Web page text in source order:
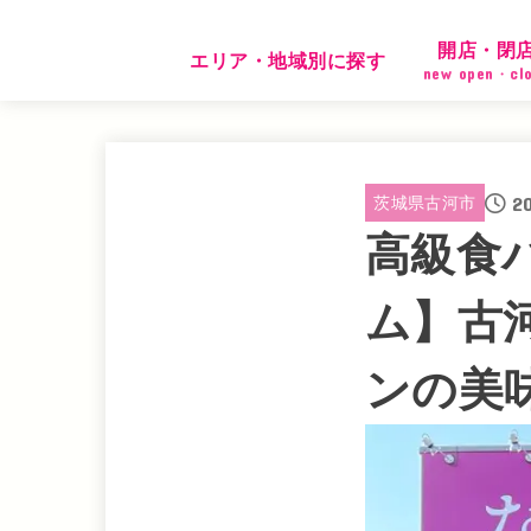
エリア・地域別に探す
開店・閉
new open・
茨城県古河市
高級食
ム】古
ンの美